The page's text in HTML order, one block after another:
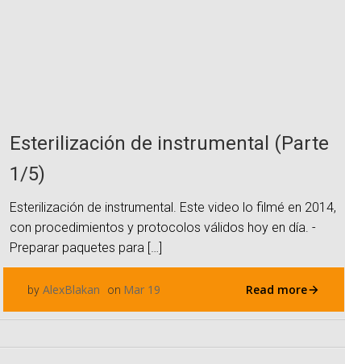
Esterilización de instrumental (Parte
1/5)
Esterilización de instrumental. Este video lo filmé en 2014,
con procedimientos y protocolos válidos hoy en día. -
Preparar paquetes para […]
by AlexBlakan on Mar 19 Read more